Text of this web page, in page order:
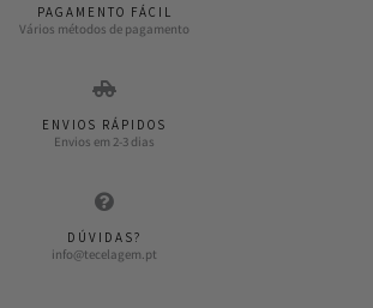
PAGAMENTO FÁCIL
Vários métodos de pagamento
ENVIOS RÁPIDOS
Envios em 2-3 dias
DÚVIDAS?
info@tecelagem.pt